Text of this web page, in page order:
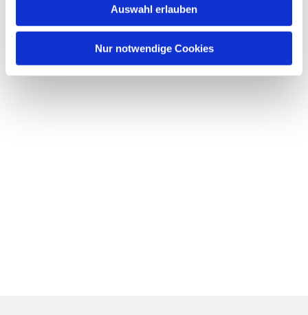
Auswahl erlauben
Nur notwendige Cookies